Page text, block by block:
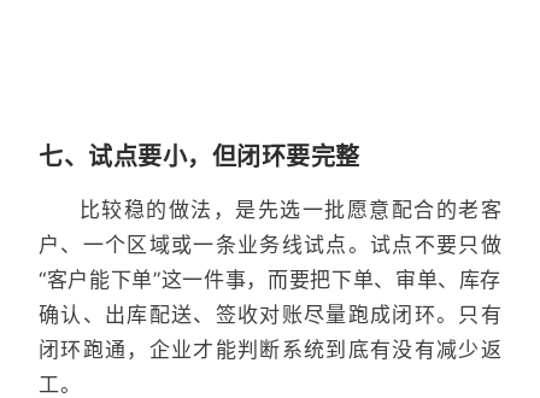
七、试点要小，但闭环要完整
比较稳的做法，是先选一批愿意配合的老客
户、一个区域或一条业务线试点。试点不要只做
“客户能下单”这一件事，而要把下单、审单、库存
确认、出库配送、签收对账尽量跑成闭环。只有
闭环跑通，企业才能判断系统到底有没有减少返
工。